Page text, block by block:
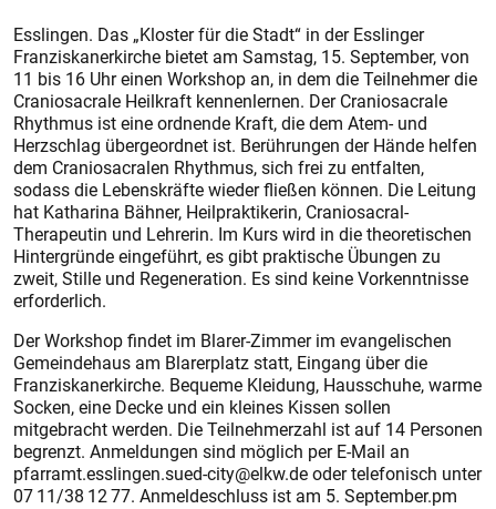
Esslingen. Das „Kloster für die Stadt“ in der Esslinger
Franziskanerkirche bietet am Samstag, 15. September, von
11 bis 16 Uhr einen Workshop an, in dem die Teilnehmer die
Craniosacrale Heilkraft kennenlernen. Der Craniosacrale
Rhythmus ist eine ordnende Kraft, die dem Atem- und
Herzschlag übergeordnet ist. Berührungen der Hände helfen
dem Craniosacralen Rhythmus, sich frei zu entfalten,
sodass die Lebenskräfte wieder fließen können. Die Leitung
hat Katharina Bähner, Heilpraktikerin, Craniosacral-
Therapeutin und Lehrerin. Im Kurs wird in die theoretischen
Hintergründe eingeführt, es gibt praktische Übungen zu
zweit, Stille und Regeneration. Es sind keine Vorkenntnisse
erforderlich.
Der Workshop findet im Blarer-Zimmer im evangelischen
Gemeindehaus am Blarerplatz statt, Eingang über die
Franziskanerkirche. Bequeme Kleidung, Hausschuhe, warme
Socken, eine Decke und ein kleines Kissen sollen
mitgebracht werden. Die Teilnehmerzahl ist auf 14 Personen
begrenzt. Anmeldungen sind möglich per E-Mail an
pfarramt.esslingen.sued-city@elkw.de oder telefonisch unter
07 11/38 12 77. Anmeldeschluss ist am 5. September.pm